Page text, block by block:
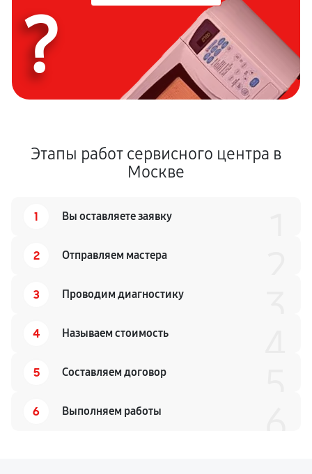
?
Этапы работ сервисного центра в
Москве
1 Вы оставляете заявку
2 Отправляем мастера
3 Проводим диагностику
4 Называем стоимость
5 Составляем договор
6 Выполняем работы